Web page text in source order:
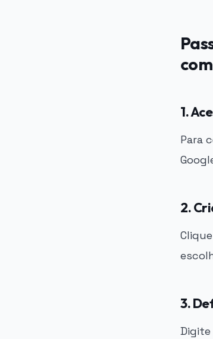
1.
Para
2.
3.